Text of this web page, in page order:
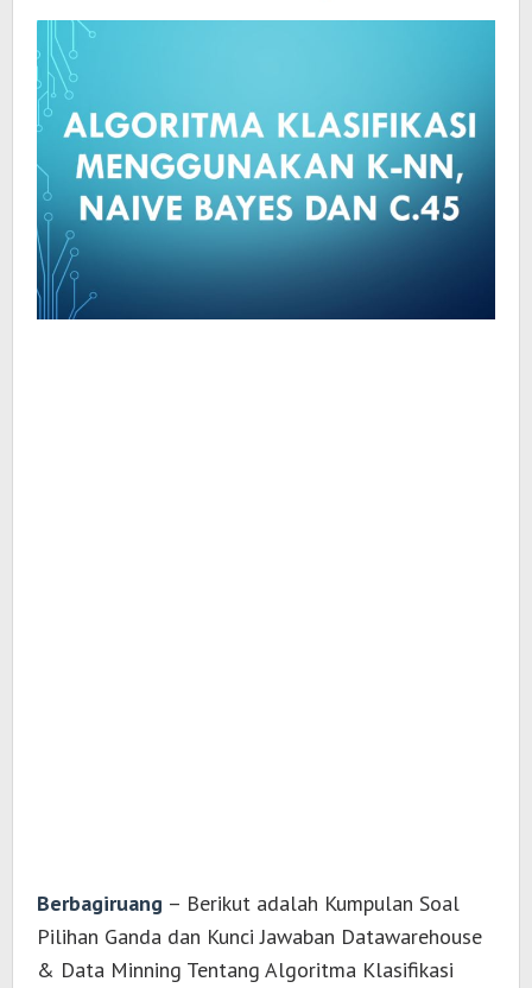
Berbagiruang – Berikut adalah Kumpulan Soal
Pilihan Ganda dan Kunci Jawaban Datawarehouse
& Data Minning Tentang Algoritma Klasifikasi